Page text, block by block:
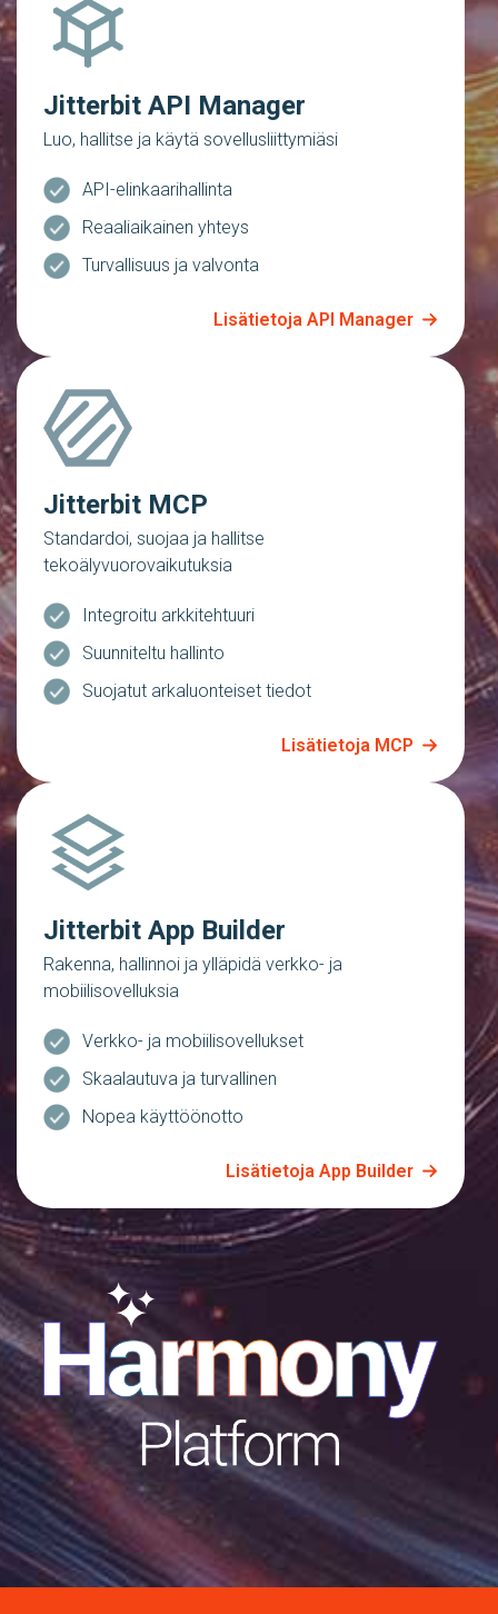
Jitterbit API Manager
Luo, hallitse ja käytä sovellusliittymiäsi
API-elinkaarihallinta
Reaaliaikainen yhteys
Turvallisuus ja valvonta
Lisätietoja API Manager
Jitterbit MCP
Standardoi, suojaa ja hallitse
tekoälyvuorovaikutuksia
Integroitu arkkitehtuuri
Suunniteltu hallinto
Suojatut arkaluonteiset tiedot
Lisätietoja MCP
Jitterbit App Builder
Rakenna, hallinnoi ja ylläpidä verkko- ja
mobiilisovelluksia
Verkko- ja mobiilisovellukset
Skaalautuva ja turvallinen
Nopea käyttöönotto
Lisätietoja App Builder